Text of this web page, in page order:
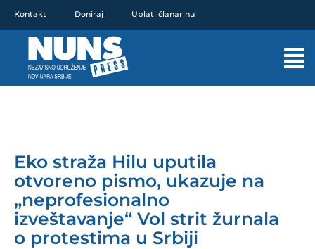
sadržaj
Kontakt Doniraj Uplati članarinu
Eko straža Hilu uputila
otvoreno pismo, ukazuje na
„neprofesionalno
izveštavanje“ Vol strit žurnala
o protestima u Srbiji